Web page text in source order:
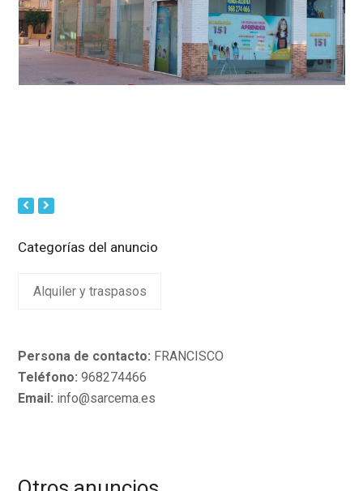
Next
Previous
Categorías del anuncio
Alquiler y traspasos
Persona de contacto: FRANCISCO
Teléfono: 968274466
Email: info@sarcema.es